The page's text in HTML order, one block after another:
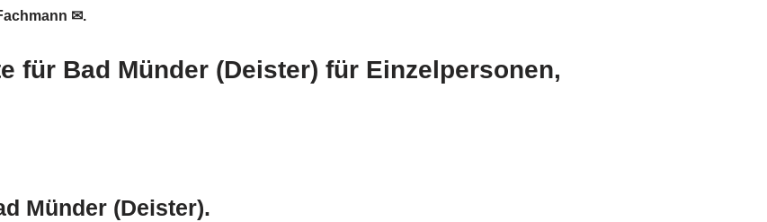
✉.
für Bad Münder (Deister) für Einzelpersonen,
Münder (Deister).